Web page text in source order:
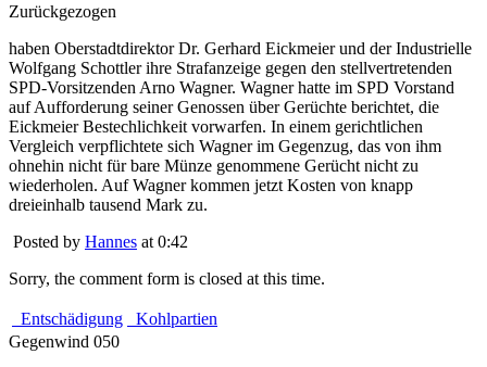
Zurückgezogen
haben Oberstadtdirektor Dr. Gerhard Eickmeier und der Industrielle
Wolfgang Schottler ihre Strafanzeige gegen den stellvertretenden
SPD-Vorsitzenden Arno Wagner. Wagner hatte im SPD Vorstand
auf Aufforderung seiner Genossen über Gerüchte berichtet, die
Eickmeier Bestechlichkeit vorwarfen. In einem gerichtlichen
Vergleich verpflichtete sich Wagner im Gegenzug, das von ihm
ohnehin nicht für bare Münze genommene Gerücht nicht zu
wiederholen. Auf Wagner kommen jetzt Kosten von knapp
dreieinhalb tausend Mark zu.
Posted by Hannes at 0:42
Sorry, the comment form is closed at this time.
Entschädigung
Kohlpartien
Gegenwind 050